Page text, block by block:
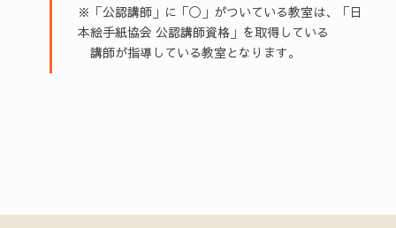
※「公認講師」に「◯」がついている教室は、「日
本絵手紙協会 公認講師資格」を取得している
講師が指導している教室となります。